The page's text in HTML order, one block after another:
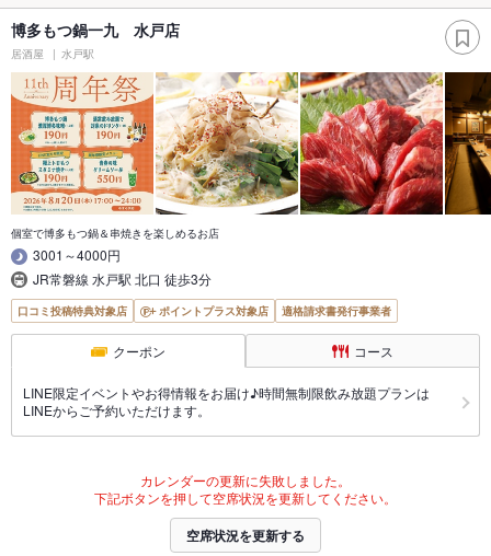
博多もつ鍋一九 水戸店
居酒屋 水戸駅
個室で博多もつ鍋＆串焼きを楽しめるお店
3001～4000円
JR常磐線 水戸駅 北口 徒歩3分
口コミ投稿特典対象店 ポイントプラス対象店 適格請求書発行事業者
クーポン コース
LINE限定イベントやお得情報をお届け♪時間無制限飲み放題プランは
LINEからご予約いただけます。
カレンダーの更新に失敗しました。
下記ボタンを押して空席状況を更新してください。
空席状況を更新する